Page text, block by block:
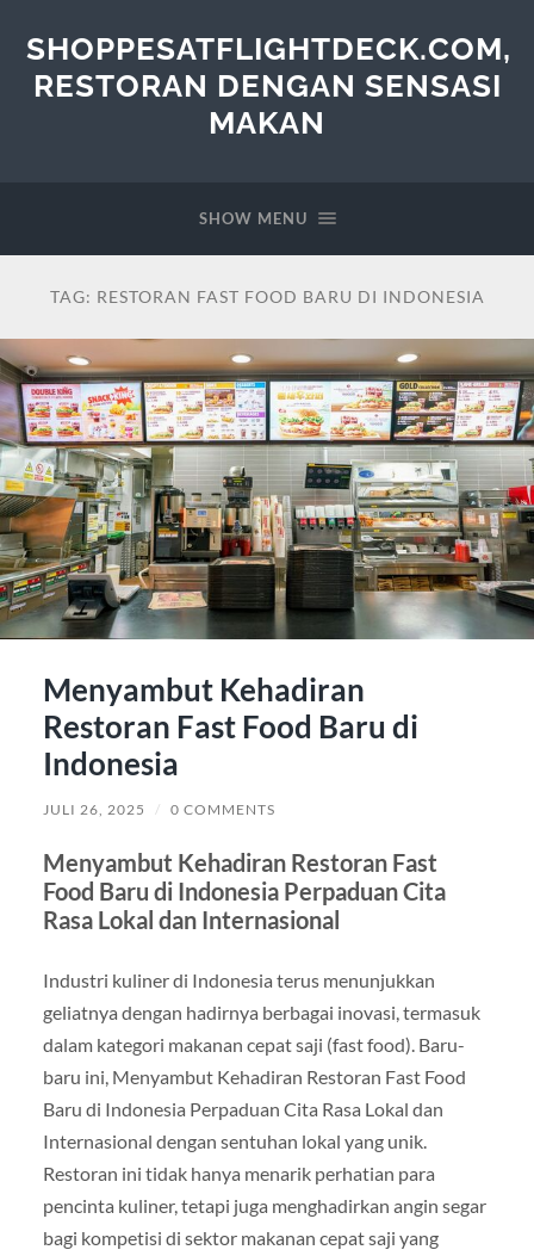
SHOPPESATFLIGHTDECK.COM,
RESTORAN DENGAN SENSASI
MAKAN
SHOW MENU
TAG: RESTORAN FAST FOOD BARU DI INDONESIA
Menyambut Kehadiran
Restoran Fast Food Baru di
Indonesia
JULI 26, 2025 / 0 COMMENTS
Menyambut Kehadiran Restoran Fast
Food Baru di Indonesia Perpaduan Cita
Rasa Lokal dan Internasional
Industri kuliner di Indonesia terus menunjukkan
geliatnya dengan hadirnya berbagai inovasi, termasuk
dalam kategori makanan cepat saji (fast food). Baru-
baru ini, Menyambut Kehadiran Restoran Fast Food
Baru di Indonesia Perpaduan Cita Rasa Lokal dan
Internasional dengan sentuhan lokal yang unik.
Restoran ini tidak hanya menarik perhatian para
pencinta kuliner, tetapi juga menghadirkan angin segar
bagi kompetisi di sektor makanan cepat saji yang